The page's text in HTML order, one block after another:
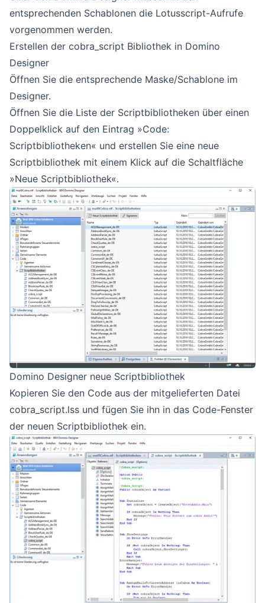
entsprechenden Schablonen die Lotusscript-Aufrufe
vorgenommen werden.
Erstellen der cobra_script Bibliothek in Domino
Designer
Öffnen Sie die entsprechende Maske/Schablone im
Designer.
Öffnen Sie die Liste der Scriptbibliotheken über einen
Doppelklick auf den Eintrag »Code:
Scriptbibliotheken« und erstellen Sie eine neue
Scriptbibliothek mit einem Klick auf die Schaltfläche
»Neue Scriptbibliothek«.
Domino Designer neue Scriptbibliothek
Kopieren Sie den Code aus der mitgelieferten Datei
cobra_script.lss und fügen Sie ihn in das Code-Fenster
der neuen Scriptbibliothek ein.